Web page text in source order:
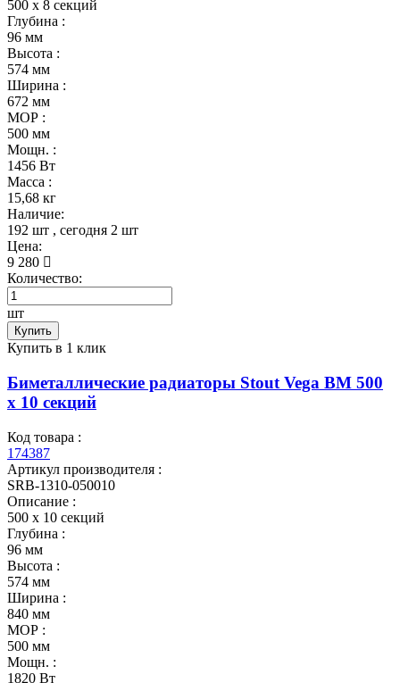
500 x 8 секций
Глубина :
96 мм
Высота :
574 мм
Ширина :
672 мм
МОР :
500 мм
Мощн. :
1456 Вт
Масса :
15,68 кг
Наличие:
192 шт , сегодня 2 шт
Цена:
9 280
Количество:
шт
Купить
Купить в 1 клик
Биметаллические радиаторы Stout Vega BM 500
x 10 секций
Код товара :
174387
Артикул производителя :
SRB-1310-050010
Описание :
500 x 10 секций
Глубина :
96 мм
Высота :
574 мм
Ширина :
840 мм
МОР :
500 мм
Мощн. :
1820 Вт